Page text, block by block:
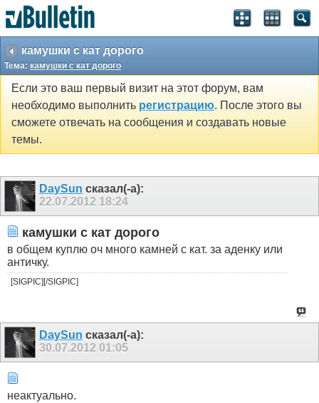
камушки с кат дорого
Тема: камушки с кат дорого
Если это ваш первый визит на этот форум, вам
необходимо выполнить регистрацию. После этого вы
сможете отвечать на сообщения и создавать новые
темы.
DaySun сказал(-а):
22.07.2012 18:24
камушки с кат дорого
в общем куплю оч много камней с кат. за аденку или
античку.
[SIGPIC][/SIGPIC]
DaySun сказал(-а):
30.07.2012 01:05
неактуально.